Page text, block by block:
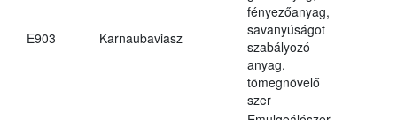
E903 Karnaubaviasz
fényezőanyag,
savanyúságot
szabályozó
anyag,
tömegnövelő
szer